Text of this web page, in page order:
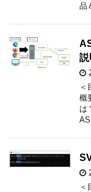
品
＜
概
は
＜